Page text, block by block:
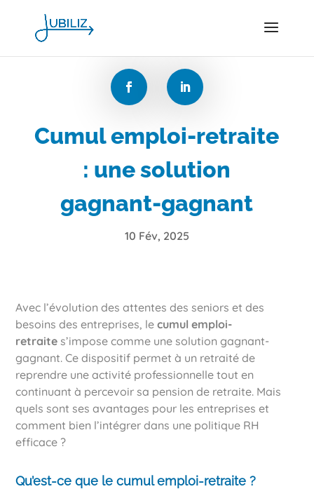
Cumul emploi-retraite
: une solution
gagnant-gagnant
10 Fév, 2025
Avec l’évolution des attentes des seniors et des
besoins des entreprises, lecumul emploi-
retraite s’impose comme une solution gagnant-
gagnant. Ce dispositif permet à un retraité de
reprendre une activité professionnelle tout en
continuant à percevoir sa pension de retraite. Mais
quels sont ses avantages pour les entreprises et
comment bien l’intégrer dans une politique RH
efficace ?
Qu’est-ce que le cumul emploi-retraite ?